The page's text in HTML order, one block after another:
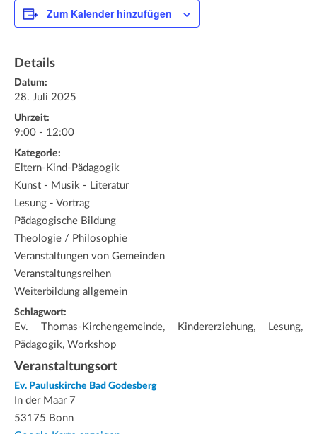
Zum Kalender hinzufügen
Details
Datum:
28. Juli 2025
Uhrzeit:
9:00 - 12:00
Kategorie:
Eltern-Kind-Pädagogik
Kunst - Musik - Literatur
Lesung - Vortrag
Pädagogische Bildung
Theologie / Philosophie
Veranstaltungen von Gemeinden
Veranstaltungsreihen
Weiterbildung allgemein
Schlagwort:
Ev. Thomas-Kirchengemeinde, Kindererziehung, Lesung,
Pädagogik, Workshop
Veranstaltungsort
Ev. Pauluskirche Bad Godesberg
In der Maar 7
53175 Bonn